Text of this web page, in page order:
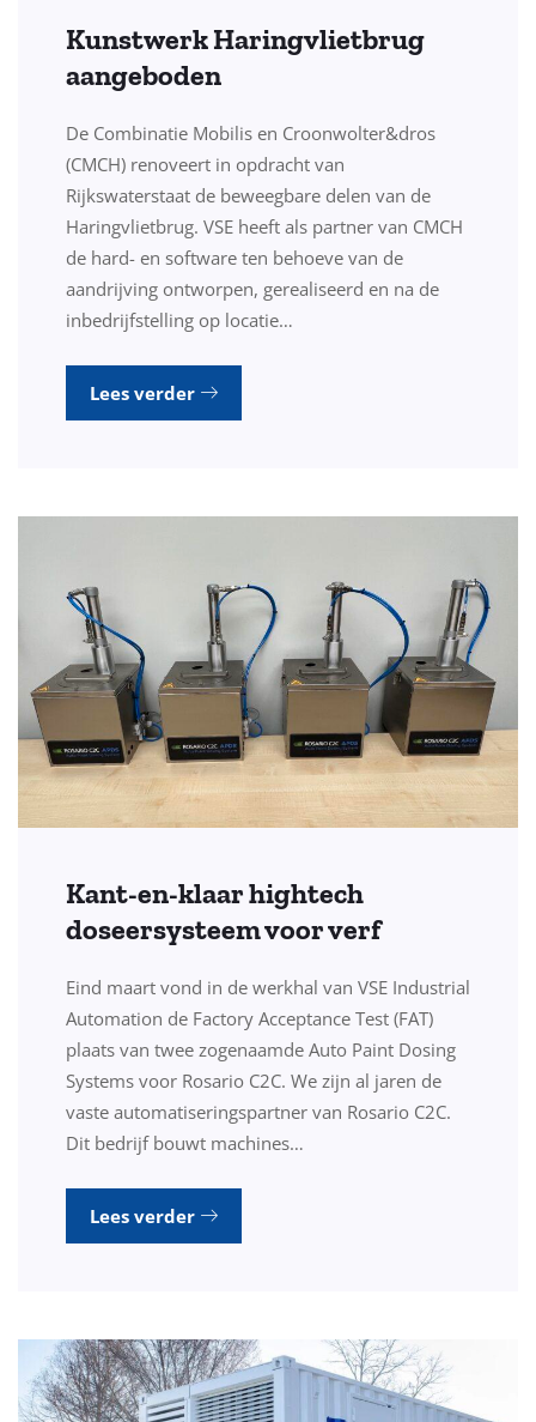
Kunstwerk Haringvlietbrug
aangeboden
De Combinatie Mobilis en Croonwolter&dros
(CMCH) renoveert in opdracht van
Rijkswaterstaat de beweegbare delen van de
Haringvlietbrug. VSE heeft als partner van CMCH
de hard- en software ten behoeve van de
aandrijving ontworpen, gerealiseerd en na de
inbedrijfstelling op locatie…
Lees verder
Kant-en-klaar hightech
doseersysteem voor verf
Eind maart vond in de werkhal van VSE Industrial
Automation de Factory Acceptance Test (FAT)
plaats van twee zogenaamde Auto Paint Dosing
Systems voor Rosario C2C. We zijn al jaren de
vaste automatiseringspartner van Rosario C2C.
Dit bedrijf bouwt machines…
Lees verder